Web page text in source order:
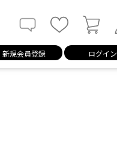
新規会員登録 ログイン